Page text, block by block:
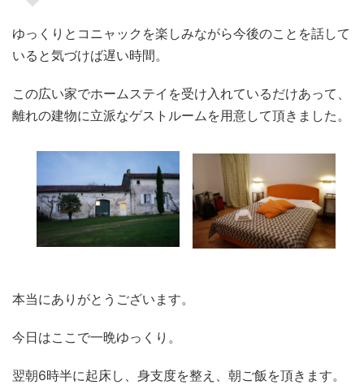
ゆっくりとコニャックを楽しみながら今後のことを話して
いると気づけば遅い時間。
この広い家でホームステイを受け入れているだけあって、
離れの建物に立派なゲストルームを用意して頂きました。
本当にありがとうございます。
今日はここで一晩ゆっくり。
翌朝6時半に起床し、身支度を整え、朝ご飯を頂きます。